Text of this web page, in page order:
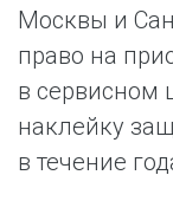
Москвы и
право на
в сервисном
наклейку
в течение